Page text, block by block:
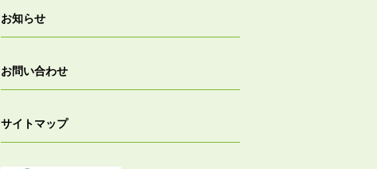
お知らせ
お問い合わせ
サイトマップ